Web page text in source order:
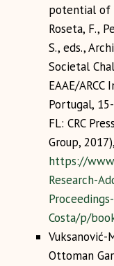
potential of
Roseta, F.,
S., eds.,
Societal
EAAE/
Portugal,
FL: CRC
Group,
https://
Research-
Costa/p/
Vuksanović-
Ottoman